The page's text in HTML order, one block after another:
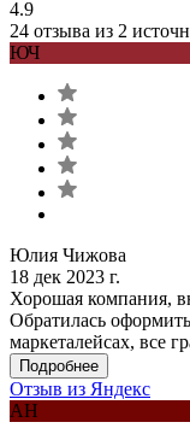
4.9
24 отзыва из 2
ЮЧ
Юлия Чижова
18 дек 2023 г.
Хорошая компания,
Обратилась
маркеталейсах, все
Подробнее
Отзыв из Яндекс
АН